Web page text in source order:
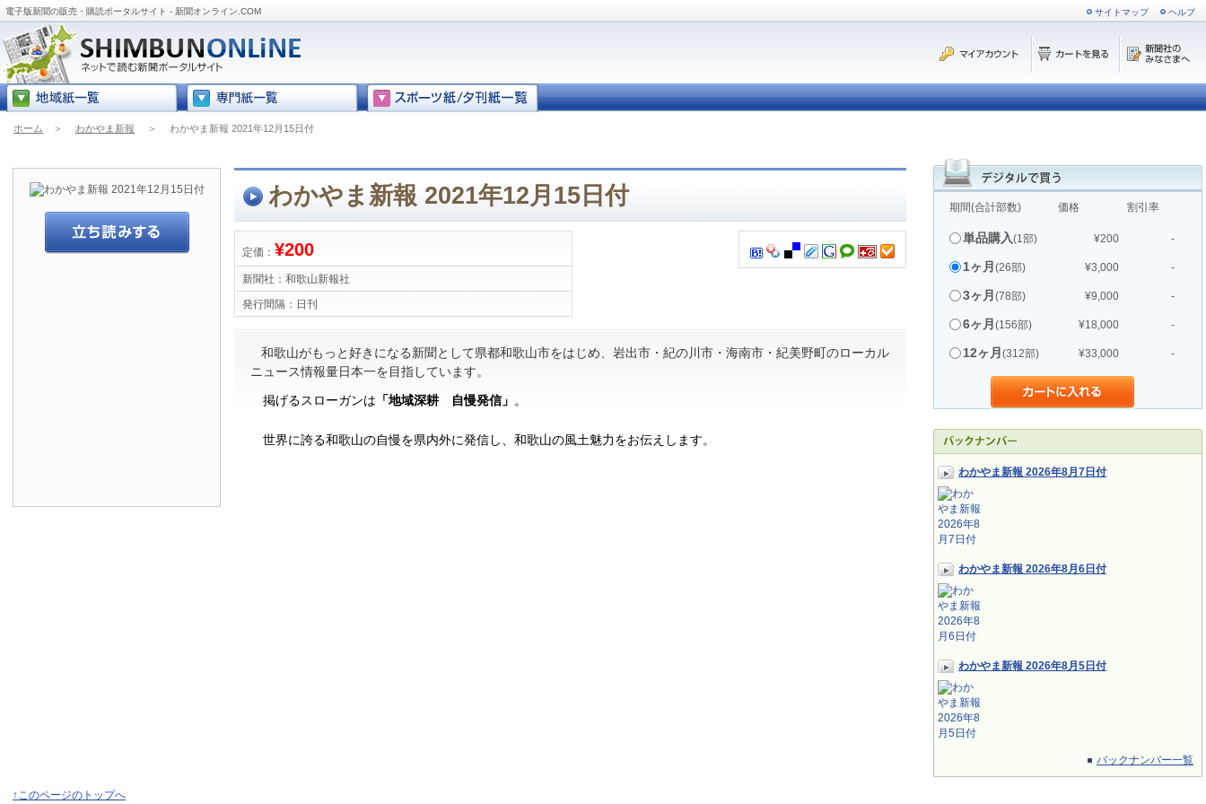
電子版新聞の販売・購読ポータルサイト - 新聞オンライン.COM サイトマップ ヘルプ
ホーム ＞ わかやま新報 ＞ わかやま新報 2021年12月15日付
期間(合計部数) 価格 割引率
単品購入(1部) ¥200 -
1ヶ月 (26部) ¥3,000 -
3ヶ月 (78部) ¥9,000 -
6ヶ月 (156部) ¥18,000 -
12ヶ月 (312部) ¥33,000 -
わかやま新報 2026年8月7日付
わかやま新報 2026年8月6日付
わかやま新報 2026年8月5日付
バックナンバー一覧
わかやま新報 2021年12月15日付
定価： ¥200
新聞社： 和歌山新報社
発行間隔： 日刊
和歌山がもっと好きになる新聞として県都和歌山市をはじめ、岩出市・紀の川市・海南市・紀美野町のローカル
ニュース情報量日本一を目指しています。
掲げるスローガンは 「地域深耕 自慢発信」 。
世界に誇る和歌山の自慢を県内外に発信し、和歌山の風土魅力をお伝えします。
↑このページのトップへ